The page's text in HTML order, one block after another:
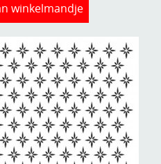
winkelmandje